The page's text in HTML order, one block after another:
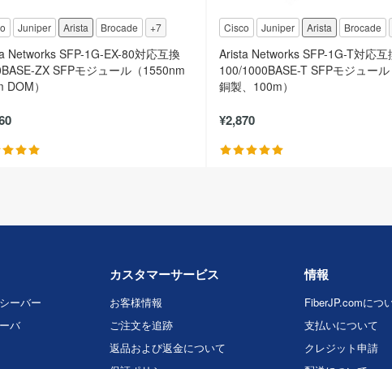
Juniper Arista Brocade +7
Networks SFP-1G-EX-80対応互換
ZX SFPモジュール（1550nm
DOM）
Cisco Juniper Arista Brocade
Arista Networks SFP-1G-T対応互
100/1000BASE-T SFPモジュー
銅製、100m）
¥2,870
ーバー
バ
カスタマーサービス
お客様情報
ご注文を追跡
返品および返金について
情報
FiberJP.comにつ
支払いについて
クレジット申請